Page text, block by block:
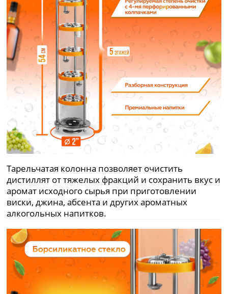
Тарельчатая колонна позволяет очистить
дистиллят от тяжелых фракций и сохранить вкус и
аромат исходного сырья при приготовлении
виски, джина, абсента и других ароматных
алкогольных напитков.